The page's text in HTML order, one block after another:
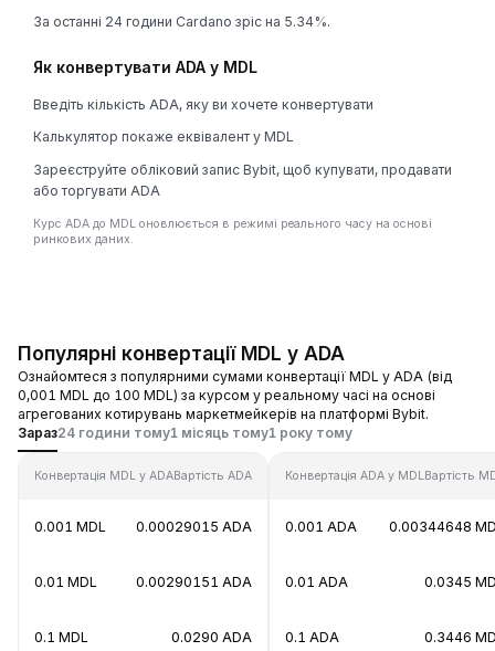
За останні 24 години Cardano зріс на 5.34%.
Як конвертувати ADA у MDL
Введіть кількість ADA, яку ви хочете конвертувати
Калькулятор покаже еквівалент у MDL
Зареєструйте обліковий запис Bybit, щоб купувати, продавати
або торгувати ADA
Курс ADA до MDL оновлюється в режимі реального часу на основі
ринкових даних.
Популярні конвертації MDL у ADA
Ознайомтеся з популярними сумами конвертації MDL у ADA (від
0,001 MDL до 100 MDL) за курсом у реальному часі на основі
агрегованих котирувань маркетмейкерів на платформі Bybit.
Зараз24 години тому1 місяць тому1 року тому
Конвертація MDL у ADAВартість ADA
0.001 MDL 0.00029015 ADA
0.01 MDL 0.00290151 ADA
0.1 MDL 0.0290 ADA
Конвертація ADA у MDL Вартість
0.001 ADA 0.00344648
0.01 ADA 0.0345
0.1 ADA 0.3446